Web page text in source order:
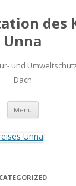
des
Unna
und
Dach
Menü Zum
springen